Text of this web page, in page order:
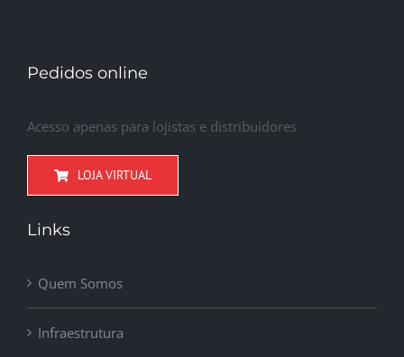
Pedidos online
Acesso apenas para lojistas e distribuidores
LOJA VIRTUAL
Links
Quem Somos
Infraestrutura